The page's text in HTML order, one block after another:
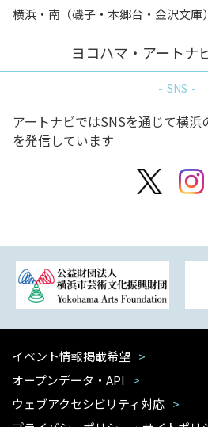
横浜・南（磯子・本郷台・金沢文庫）
ヨコハマ・アートナ
SNS
アートナビではSNSを通じて横
を発信しています
イベント情報掲載希望
オープンデータ・API
ウェブアクセシビリティ対応